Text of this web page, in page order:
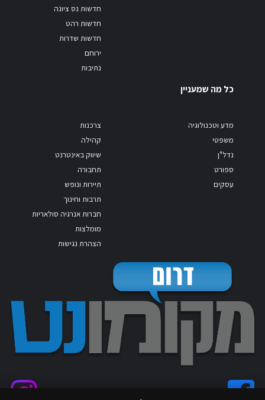
חדשות נס ציונה
חדשות רהט
חדשות שדרות
ירוחם
נתיבות
כל מה שמעניין
מדע וטכנולוגיה
משפטי
נדל"ן
ספורט
עסקים
צרכנות
קהילה
שיווק באינטרנט
תחבורה
תיירות ונופש
תרבות וחינוך
חברות אנרגיה סולאריות
מומלצות
הצהרת נגישות